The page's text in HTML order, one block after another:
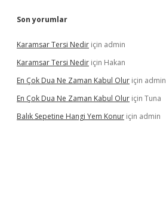
Son yorumlar
Karamsar Tersi Nedir için admin
Karamsar Tersi Nedir için Hakan
En Çok Dua Ne Zaman Kabul Olur için admin
En Çok Dua Ne Zaman Kabul Olur için Tuna
Balık Sepetine Hangi Yem Konur için admin